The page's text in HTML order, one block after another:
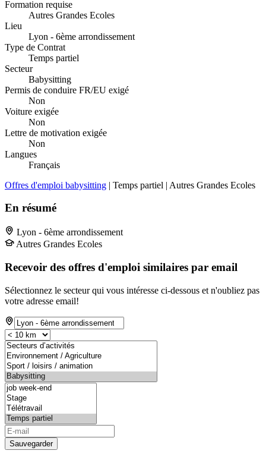
Formation requise
Autres Grandes Ecoles
Lieu
Lyon - 6ème arrondissement
Type de Contrat
Temps partiel
Secteur
Babysitting
Permis de conduire FR/EU exigé
Non
Voiture exigée
Non
Lettre de motivation exigée
Non
Langues
Français
Offres d'emploi babysitting | Temps partiel | Autres Grandes Ecoles
En résumé
Lyon - 6ème arrondissement
Autres Grandes Ecoles
Recevoir des offres d'emploi similaires par email
Sélectionnez le secteur qui vous intéresse ci-dessous et n'oubliez pas
votre adresse email!
Sauvegarder